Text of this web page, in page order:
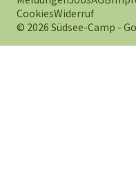
CookiesWiderruf
© 2026 Südsee-Camp -